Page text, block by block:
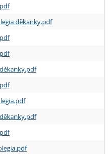
děkanky.pdf